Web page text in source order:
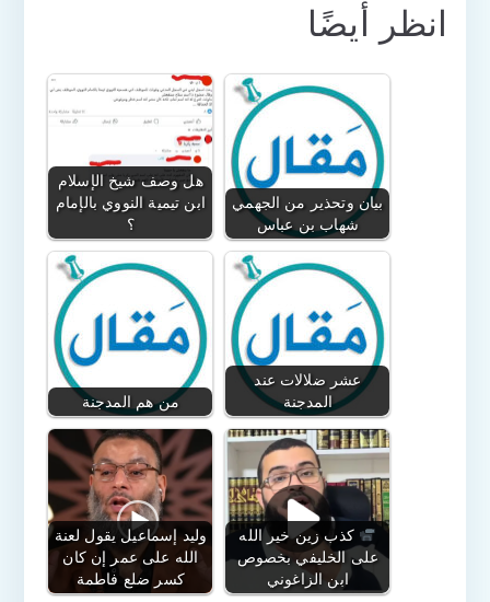
انظر أيضًا
هل وصف شيخ الإسلام
ابن تيمية النووي بالإمام
؟
بيان وتحذير من الجهمي
شهاب بن عباس
من هم المدجنة
عشر ضلالات عند
المدجنة
وليد إسماعيل يقول لعنة
الله على عمر إن كان
كسر ضلع فاطمة
كذب زين خير الله
على الخليفي بخصوص
ابن الزاغوني